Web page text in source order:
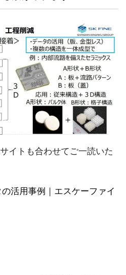
イトも合わせてご一読いた
活用事例｜エスケーファイ